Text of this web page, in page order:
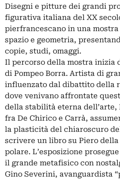
Disegni e pitture dei grandi
figurativa italiana del XX
pierfrancescano in una
spazio e geometria,
copie, studi, omaggi.
Il percorso della mostra inizia
di Pompeo Borra. Artista di
influenzato dal dibattito della
dove venivano affrontate
della stabilità eterna
fra De Chirico e Carrà,
la plasticità del chiaroscuro
scrivere un libro su Piero
polare. L’esposizione
il grande metafisico con
Gino Severini, avanguardista